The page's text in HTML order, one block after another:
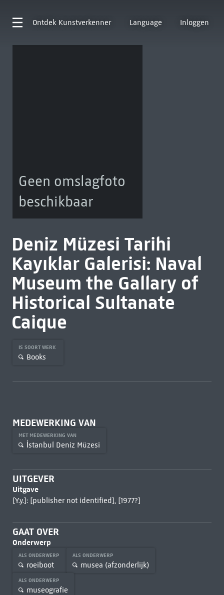
Ontdek Kunstverkenner Language Inloggen
Geen omslagfoto
beschikbaar
Deniz Müzesi Tarihi
Kayıklar Galerisi: Naval
Museum the Gallary of
Historical Sultanate
Caique
IS SOORT WERK
Books
MEDEWERKING VAN
MET MEDEWERKING VAN
İstanbul Deniz Müzesi
UITGEVER
Uitgave
[Y.y.]: [publisher not identified], [1977?]
GAAT OVER
Onderwerp
ALS ONDERWERP
roeiboot
ALS ONDERWERP
musea (afzonderlijk)
ALS ONDERWERP
museografie